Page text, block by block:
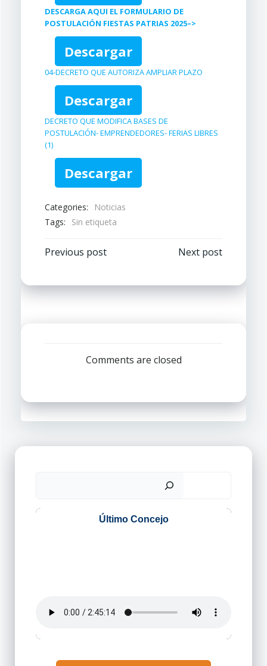
DESCARGA AQUI EL FORMULARIO DE
POSTULACIÓN FIESTAS PATRIAS 2025–>
Descargar
04-DECRETO QUE AUTORIZA AMPLIAR PLAZO
Descargar
DECRETO QUE MODIFICA BASES DE
POSTULACIÓN- EMPRENDEDORES- FERIAS LIBRES
(1)
Descargar
Categories:
Noticias
Tags:
Sin etiqueta
Navegación
por
Previous post
Navegación
por
Next post
Comments are closed